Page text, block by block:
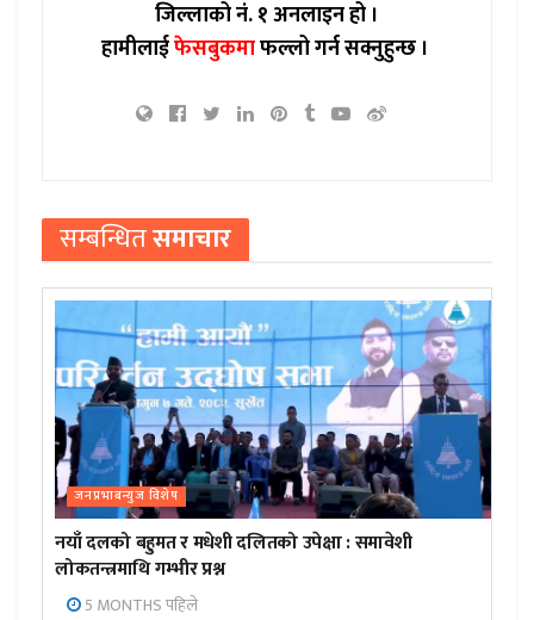
जिल्लाको नं. १ अनलाइन हो ।
हामीलाईफेसबुकमाफल्लो गर्न सक्नुहुन्छ ।
सम्बन्धितसमाचार
जनप्रभाबन्युज विशेष
नयाँ दलको बहुमत र मधेशी दलितको उपेक्षा : समावेशी
लोकतन्त्रमाथि गम्भीर प्रश्न
5 MONTHS पहिले